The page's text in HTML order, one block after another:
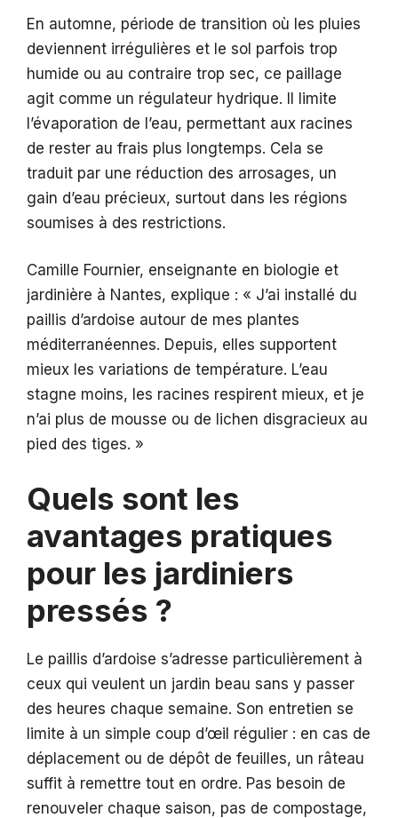
En automne, période de transition où les pluies
deviennent irrégulières et le sol parfois trop
humide ou au contraire trop sec, ce paillage
agit comme un régulateur hydrique. Il limite
l’évaporation de l’eau, permettant aux racines
de rester au frais plus longtemps. Cela se
traduit par une réduction des arrosages, un
gain d’eau précieux, surtout dans les régions
soumises à des restrictions.
Camille Fournier, enseignante en biologie et
jardinière à Nantes, explique : « J’ai installé du
paillis d’ardoise autour de mes plantes
méditerranéennes. Depuis, elles supportent
mieux les variations de température. L’eau
stagne moins, les racines respirent mieux, et je
n’ai plus de mousse ou de lichen disgracieux au
pied des tiges. »
Quels sont les
avantages pratiques
pour les jardiniers
pressés ?
Le paillis d’ardoise s’adresse particulièrement à
ceux qui veulent un jardin beau sans y passer
des heures chaque semaine. Son entretien se
limite à un simple coup d’œil régulier : en cas de
déplacement ou de dépôt de feuilles, un râteau
suffit à remettre tout en ordre. Pas besoin de
renouveler chaque saison, pas de compostage,